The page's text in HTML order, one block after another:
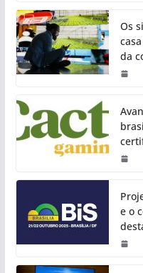
Os
da
e o